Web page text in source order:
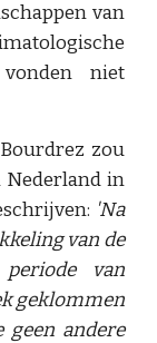
van
niet
zou
Nederland in
'Na
van de
van
geklommen
geen andere